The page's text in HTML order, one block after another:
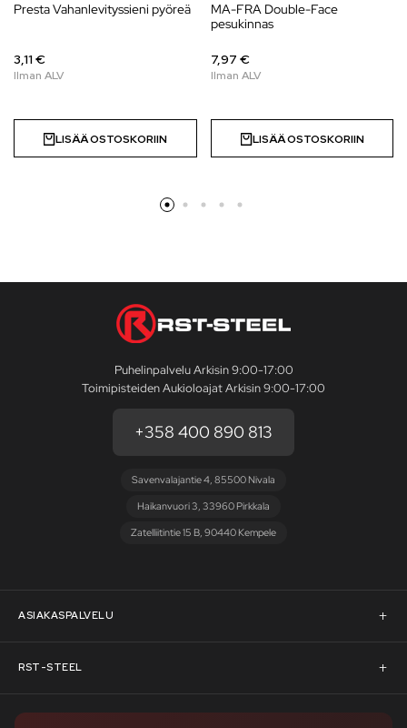
Presta Vahanlevityssieni pyöreä
3,11 €
LISÄÄ OSTOSKORIIN
MA-FRA Double-Face
pesukinnas
7,97 €
LISÄÄ OSTOSKORIIN
Puhelinpalvelu Arkisin 9:00-17:00
Toimipisteiden Aukioloajat Arkisin 9:00-17:00
+358 400 890 813
Savenvalajantie 4, 85500 Nivala
Haikanvuori 3, 33960 Pirkkala
Zatelliitintie 15 B, 90440 Kempele
ASIAKASPALVELU
Asiakaspalvelu
Pyydä tarjous
RST-STEEL
RST-Steelin tarina